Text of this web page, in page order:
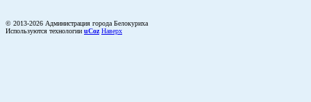
© 2013-2026 Администрация города Белокуриха
Используются технологии uCoz Наверх